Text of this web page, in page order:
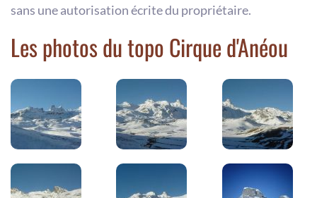
sans une autorisation écrite du propriétaire.
Les photos du topo Cirque d'Anéou